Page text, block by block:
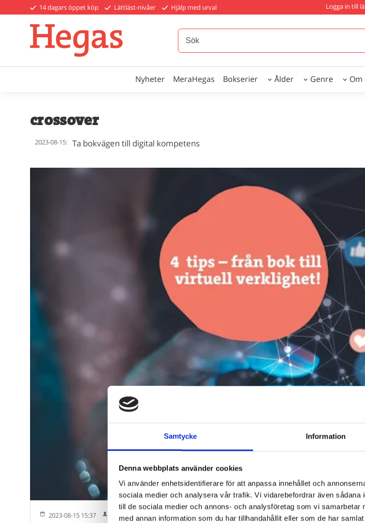
Samtycke Information
Denna webbplats använder cookies
Vi använder enhetsidentifierare för att anpassa innehållet och
sociala medier och analysera vår trafik. Vi vidarebefordrar även sådana
till de sociala medier och annons- och analysföretag som vi
med annan information som du har tillhandahållit eller som de har
14 dagars öppet köp Lättläst-nivåer Hjälp med urval Logga in till
Nyheter MeraHegas Bokserier Ålder Genre
crossover
2023-08-15: Ta bokvägen till digital kompetens
2023-08-15 15:37 Emelie Olofsson